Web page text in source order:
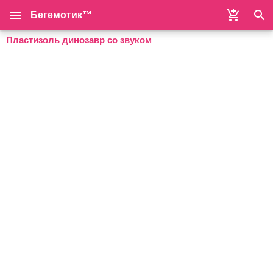
Бегемотик™
Пластизоль динозавр со звуком